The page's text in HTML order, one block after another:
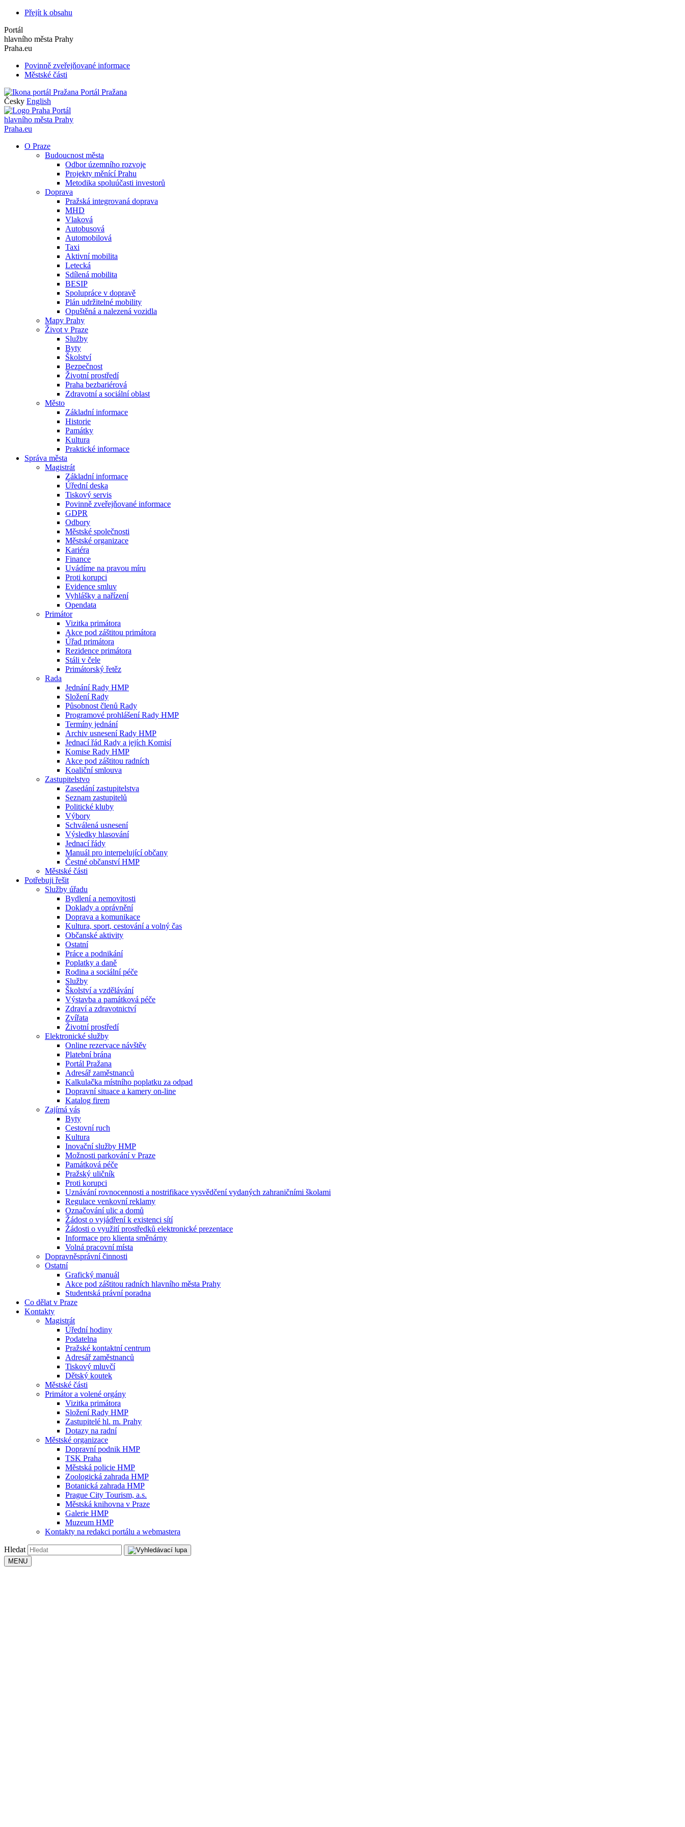
Přejít k obsahu
Portál
hlavního města Prahy
Praha.eu
Povinně zveřejňované informace
Městské části
Portál Pražana
Česky English
Portál
hlavního města Prahy
Praha.eu
O Praze
Budoucnost města
Odbor územního rozvoje
Projekty měnící Prahu
Metodika spoluúčasti investorů
Doprava
Pražská integrovaná doprava
MHD
Vlaková
Autobusová
Automobilová
Taxi
Aktivní mobilita
Letecká
Sdílená mobilita
BESIP
Spolupráce v dopravě
Plán udržitelné mobility
Opuštěná a nalezená vozidla
Mapy Prahy
Život v Praze
Služby
Byty
Školství
Bezpečnost
Životní prostředí
Praha bezbariérová
Zdravotní a sociální oblast
Město
Základní informace
Historie
Památky
Kultura
Praktické informace
Správa města
Magistrát
Základní informace
Úřední deska
Tiskový servis
Povinně zveřejňované informace
GDPR
Odbory
Městské společnosti
Městské organizace
Kariéra
Finance
Uvádíme na pravou míru
Proti korupci
Evidence smluv
Vyhlášky a nařízení
Opendata
Primátor
Vizitka primátora
Akce pod záštitou primátora
Úřad primátora
Rezidence primátora
Stáli v čele
Primátorský řetěz
Rada
Jednání Rady HMP
Složení Rady
Působnost členů Rady
Programové prohlášení Rady HMP
Termíny jednání
Archiv usnesení Rady HMP
Jednací řád Rady a jejích Komisí
Komise Rady HMP
Akce pod záštitou radních
Koaliční smlouva
Zastupitelstvo
Zasedání zastupitelstva
Seznam zastupitelů
Politické kluby
Výbory
Schválená usnesení
Výsledky hlasování
Jednací řády
Manuál pro interpelující občany
Čestné občanství HMP
Městské části
Potřebuji řešit
Služby úřadu
Bydlení a nemovitosti
Doklady a oprávnění
Doprava a komunikace
Kultura, sport, cestování a volný čas
Občanské aktivity
Ostatní
Práce a podnikání
Poplatky a daně
Rodina a sociální péče
Služby
Školství a vzdělávání
Výstavba a památková péče
Zdraví a zdravotnictví
Zvířata
Životní prostředí
Elektronické služby
Online rezervace návštěv
Platební brána
Portál Pražana
Adresář zaměstnanců
Kalkulačka místního poplatku za odpad
Dopravní situace a kamery on-line
Katalog firem
Zajímá vás
Byty
Cestovní ruch
Kultura
Inovační služby HMP
Možnosti parkování v Praze
Památková péče
Pražský uličník
Proti korupci
Uznávání rovnocennosti a nostrifikace vysvědčení vydaných zahraničními školami
Regulace venkovní reklamy
Označování ulic a domů
Žádost o vyjádření k existenci sítí
Žádosti o využití prostředků elektronické prezentace
Informace pro klienta směnárny
Volná pracovní místa
Dopravněsprávní činnosti
Ostatní
Grafický manuál
Akce pod záštitou radních hlavního města Prahy
Studentská právní poradna
Co dělat v Praze
Kontakty
Magistrát
Úřední hodiny
Podatelna
Pražské kontaktní centrum
Adresář zaměstnanců
Tiskový mluvčí
Dětský koutek
Městské části
Primátor a volené orgány
Vizitka primátora
Složení Rady HMP
Zastupitelé hl. m. Prahy
Dotazy na radní
Městské organizace
Dopravní podnik HMP
TSK Praha
Městská policie HMP
Zoologická zahrada HMP
Botanická zahrada HMP
Prague City Tourism, a.s.
Městská knihovna v Praze
Galerie HMP
Muzeum HMP
Kontakty na redakci portálu a webmastera
Hledat
MENU